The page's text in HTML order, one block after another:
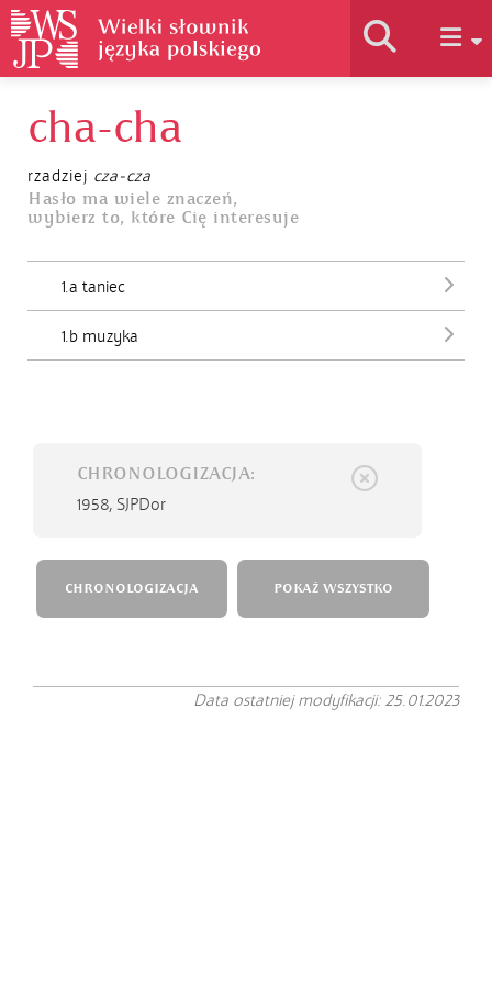
Historia słownika
Jak korzystać
cha-cha
rzadziej cza-cza
Hasło ma wiele znaczeń,
wybierz to, które Cię interesuje
1.a taniec
1.b muzyka
CHRONOLOGIZACJA:
1958, SJPDor
CHRONOLOGIZACJA POKAŻ WSZYSTKO
Data ostatniej modyfikacji: 25.01.2023